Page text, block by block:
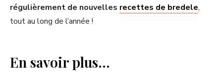
régulièrement de nouvelles recettes de bredele,
tout au long de l’année !
En savoir plus…